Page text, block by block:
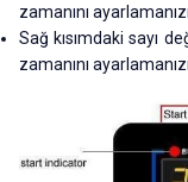
zamanını
Sağ kısımdaki sayı
zamanını